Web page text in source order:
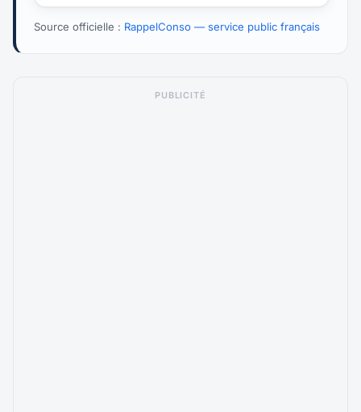
Source officielle : RappelConso — service public français
PUBLICITÉ